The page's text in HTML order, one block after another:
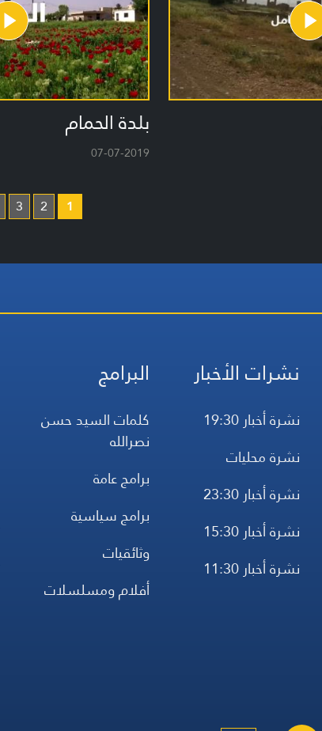
بلدة الحمام
07-07-2019
1
2
3
نشرات الأخبار
نشرة أخبار 19:30
نشرة محليات
نشرة أخبار 23:30
نشرة أخبار 15:30
نشرة أخبار 11:30
البرامج
كلمات السيد حسن
نصرالله
برامج عامة
برامج سياسية
وثائقيات
أفلام ومسلسلات